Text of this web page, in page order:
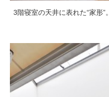
3階寝室の天井に表れた“家形”。